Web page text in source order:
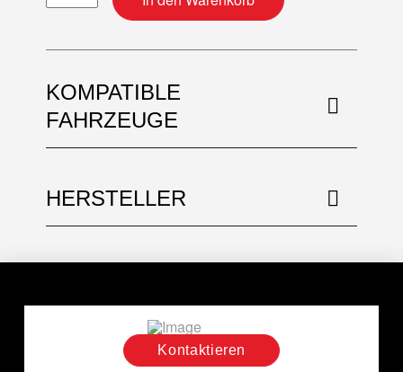
KOMPATIBLE
FAHRZEUGE
HERSTELLER
Kontaktieren